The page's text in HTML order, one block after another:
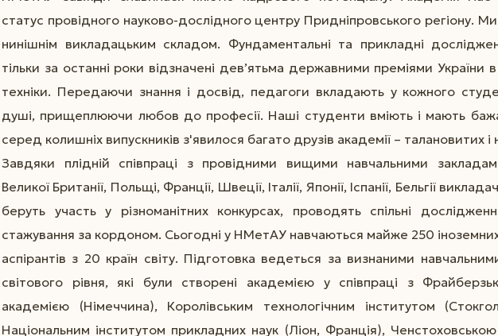
статус провідного науково-дослідного центру Придніпровського регіону.
нинішнім викладацьким складом. Фундаментальні та прикладні
тільки за останні роки відзначені дев’ятьма державними преміями України в
техніки. Передаючи знання і досвід, педагоги вкладають у кожного
душі, прищеплюючи любов до професії. Наші студенти вміють і мають
серед колишніх випускників з'явилося багато друзів академії – талановитих
Завдяки плідній співпраці з провідними вищими навчальними
Великої Британії, Польщі, Франції, Швеції, Італії, Японії, Іспанії, Бельгії
беруть участь у різноманітних конкурсах, проводять спільні
стажування за кордоном. Сьогодні у НМетАУ навчаються майже 250
аспірантів з 20 країн світу. Підготовка ведеться за визнаними
світового рівня, які були створені академією у співпраці з
академією (Німеччина), Королівським технологічним інститутом
Національним інститутом прикладних наук (Ліон, Франція), Ченстоховською